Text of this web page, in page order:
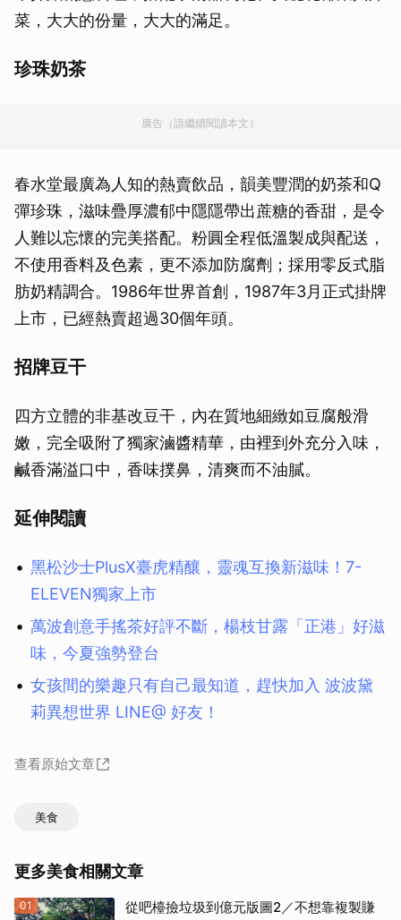
菜，大大的份量，大大的滿足。
珍珠奶茶
廣告（請繼續閱讀本文）
春水堂最廣為人知的熱賣飲品，韻美豐潤的奶茶和Q
彈珍珠，滋味疊厚濃郁中隱隱帶出蔗糖的香甜，是令
人難以忘懷的完美搭配。粉圓全程低溫製成與配送，
不使用香料及色素，更不添加防腐劑；採用零反式脂
肪奶精調合。1986年世界首創，1987年3月正式掛牌
上市，已經熱賣超過30個年頭。
招牌豆干
四方立體的非基改豆干，內在質地細緻如豆腐般滑
嫩，完全吸附了獨家滷醬精華，由裡到外充分入味，
鹹香滿溢口中，香味撲鼻，清爽而不油膩。
延伸閱讀
黑松沙士PlusX臺虎精釀，靈魂互換新滋味！7-
ELEVEN獨家上市
萬波創意手搖茶好評不斷，楊枝甘露「正港」好滋
味，今夏強勢登台
女孩間的樂趣只有自己最知道，趕快加入 波波黛
莉異想世界 LINE@ 好友！
查看原始文章
美食
更多美食相關文章
01
從吧檯撿垃圾到億元版圖2／不想靠複製賺